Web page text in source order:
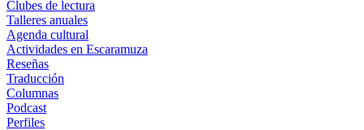
Clubes de lectura
Talleres anuales
Agenda cultural
Actividades en Escaramuza
Reseñas
Traducción
Columnas
Podcast
Perfiles